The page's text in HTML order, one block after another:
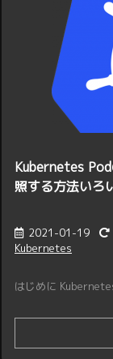
Kubernetes
照する方法いろ
2021-01-19
Kubernetes
はじめに